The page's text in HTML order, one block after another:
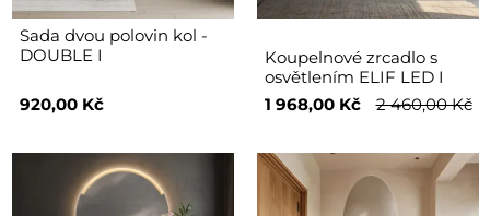
Sada dvou polovin kol -
DOUBLE I
920,00 Kč
Koupelnové zrcadlo s
osvětlením ELIF LED I
1 968,00 Kč
2 460,00 Kč